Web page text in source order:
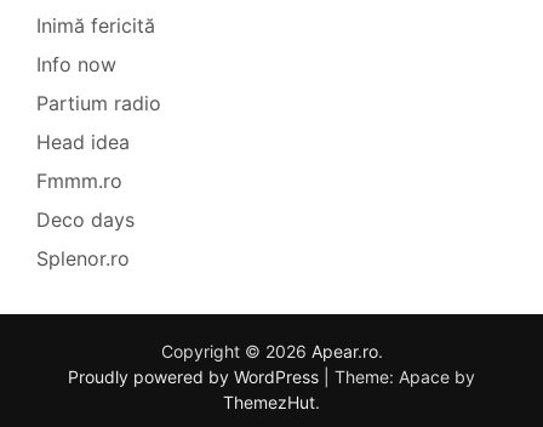
Inimă fericită
Info now
Partium radio
Head idea
Fmmm.ro
Deco days
Splenor.ro
Copyright © 2026 Apear.ro.
Proudly powered by WordPress
Theme: Apace by
ThemezHut.